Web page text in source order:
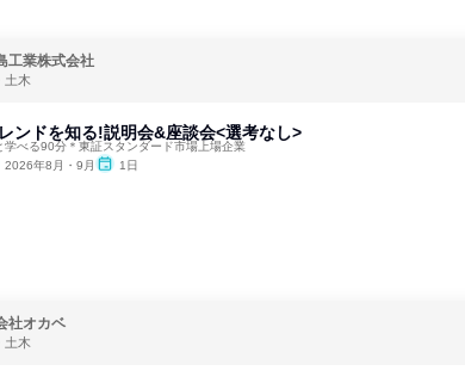
工業株式会社
土木
ンドを知る!説明会&座談会<選考なし>
学べる90分＊東証スタンダード市場上場企業
2026年8月・9月 1日
社オカベ
土木